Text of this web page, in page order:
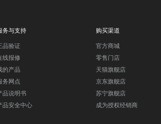
务与支持
品验证
线报修
的产品
务网点
品说明书
品安全中心
购买渠道
官方商城
零售门店
天猫旗舰店
京东旗舰店
苏宁旗舰店
成为授权经销商